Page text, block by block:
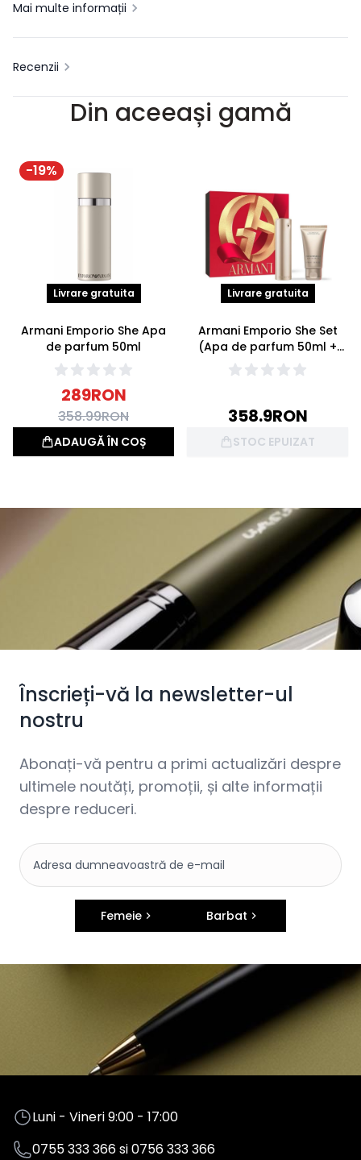
Mai multe informații
Recenzii
Din aceeași gamă
-19%
Livrare gratuita
Armani Emporio She Apa
de parfum 50ml
289RON
358.99RON
ADAUGĂ ÎN COȘ
Livrare gratuita
Armani Emporio She Set
(Apa de parfum 50ml +
Lotiune de corp 50ml)
358.9RON
STOC EPUIZAT
Înscrieți-vă la newsletter-ul
nostru
Abonați-vă pentru a primi actualizări despre
ultimele noutăți, promoții, și alte informații
despre reduceri.
Femeie Barbat
Luni - Vineri 9:00 - 17:00
0755 333 366si0756 333 366